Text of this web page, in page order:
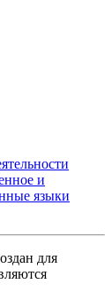
и
языки
для